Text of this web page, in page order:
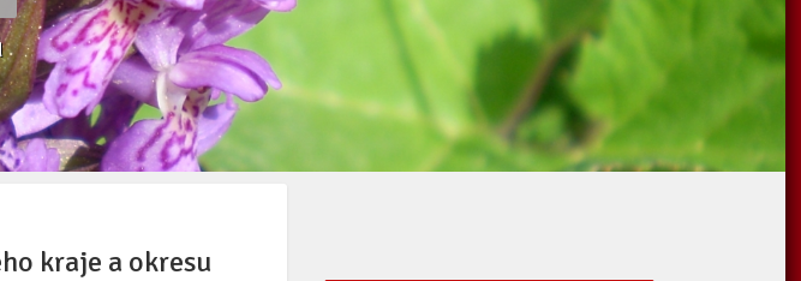
kraje a okresu